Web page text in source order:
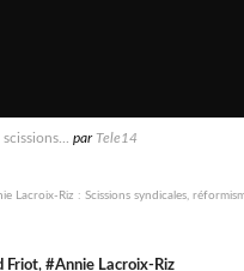
parTele14
Friot, #Annie Lacroix-Riz